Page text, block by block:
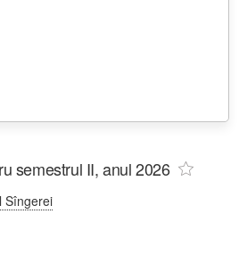
semestrul II, anul 2026
Sîngerei